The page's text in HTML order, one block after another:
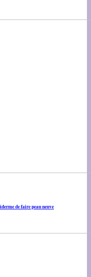
de faire peau neuve